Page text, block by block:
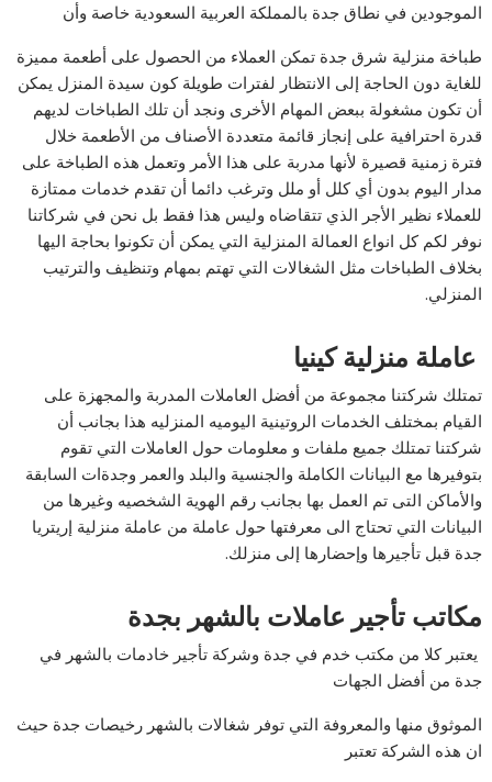
الموجودين في نطاق جدة بالمملكة العربية السعودية خاصة وأن
طباخة منزلية شرق جدة تمكن العملاء من الحصول على أطعمة مميزة
للغاية دون الحاجة إلى الانتظار لفترات طويلة كون سيدة المنزل يمكن
أن تكون مشغولة ببعض المهام الأخرى ونجد أن تلك الطباخات لديهم
قدرة احترافية على إنجاز قائمة متعددة الأصناف من الأطعمة خلال
فترة زمنية قصيرة لأنها مدربة على هذا الأمر وتعمل هذه الطباخة على
مدار اليوم بدون أي كلل أو ملل وترغب دائما أن تقدم خدمات ممتازة
للعملاء نظير الأجر الذي تتقاضاه وليس هذا فقط بل نحن في شركاتنا
نوفر لكم كل انواع العمالة المنزلية التي يمكن أن تكونوا بحاجة اليها
بخلاف الطباخات مثل الشغالات التي تهتم بمهام وتنظيف والترتيب
المنزلي.
عاملة منزلية كينيا
تمتلك شركتنا مجموعة من أفضل العاملات المدربة والمجهزة على
القيام بمختلف الخدمات الروتينية اليوميه المنزليه هذا بجانب أن
شركتنا تمتلك جميع ملفات و معلومات حول العاملات التي تقوم
بتوفيرها مع البيانات الكاملة والجنسية والبلد والعمر وجدةات السابقة
والأماكن التى تم العمل بها بجانب رقم الهوية الشخصيه وغيرها من
البيانات التي تحتاج الى معرفتها حول عاملة من عاملة منزلية إريتريا
جدة قبل تأجيرها وإحضارها إلى منزلك.
مكاتب تأجير عاملات بالشهر بجدة
يعتبر كلا من مكتب خدم في جدة وشركة تأجير خادمات بالشهر في
جدة من أفضل الجهات
الموثوق منها والمعروفة التي توفر شغالات بالشهر رخيصات جدة حيث
ان هذه الشركة تعتبر